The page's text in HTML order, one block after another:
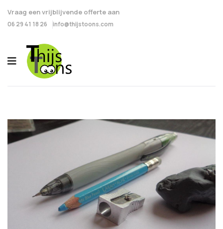
Vraag een vrijblijvende offerte aan
06 29 41 18 26 info@thijstoons.com